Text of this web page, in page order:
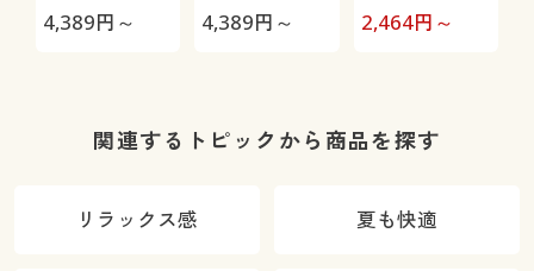
ィットノータ
4,389円～
ィットツータ
4,389円～
ッチ・テーパ
2,464円～
関連するトピックから商品を探す
リラックス感 夏も快適